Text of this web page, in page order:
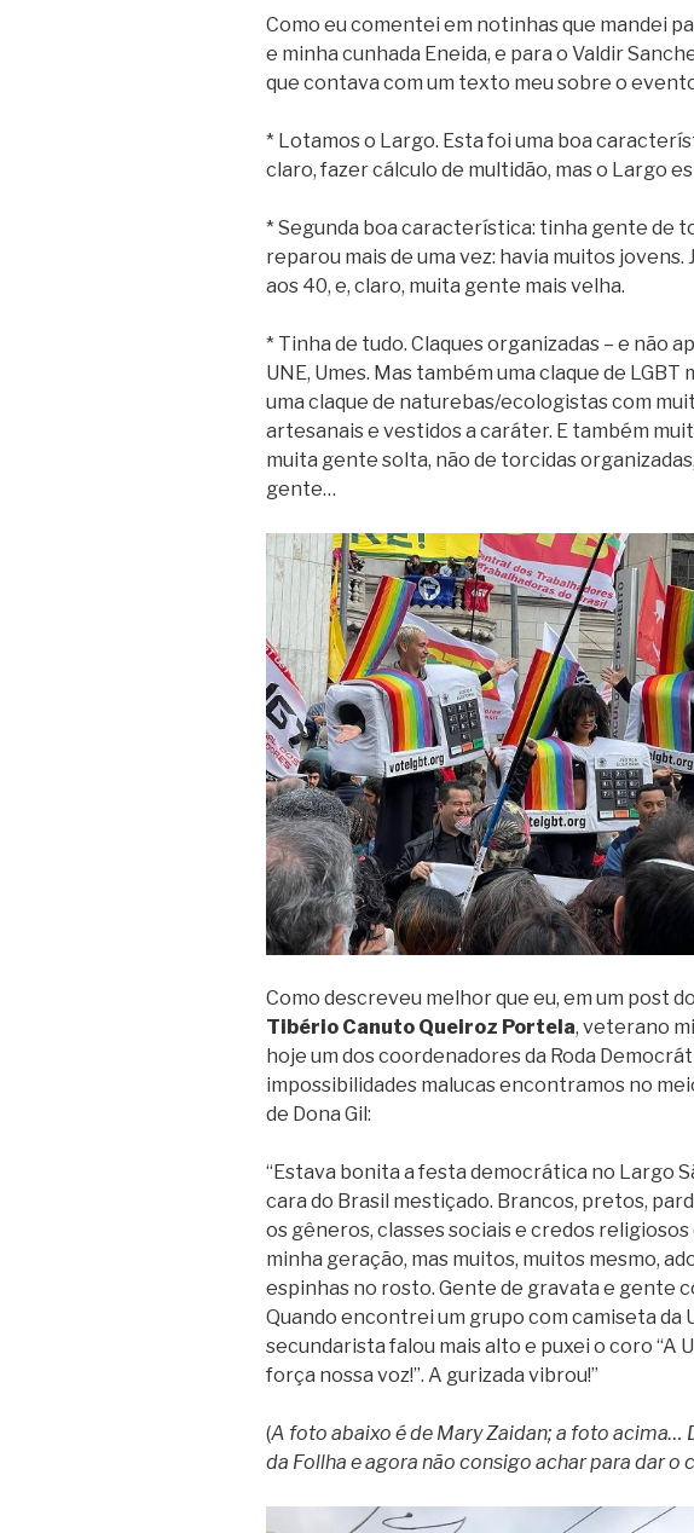
Como eu comentei em notinhas que mandei
e minha cunhada Eneida, e para o Valdir
que contava com um texto meu sobre o
* Lotamos o Largo. Esta foi uma boa
claro, fazer cálculo de multidão, mas o Largo
* Segunda boa característica: tinha gente de
reparou mais de uma vez: havia muitos jovens.
aos 40, e, claro, muita gente mais velha.
* Tinha de tudo. Claques organizadas – e não
UNE, Umes. Mas também uma claque de LGBT
uma claque de naturebas/ecologistas com
artesanais e vestidos a caráter. E também
muita gente solta, não de torcidas
gente…
Como descreveu melhor que eu, em um post
Tibério Canuto Queiroz Portela, veterano
hoje um dos coordenadores da Roda
impossibilidades malucas encontramos no
de Dona Gil:
“Estava bonita a festa democrática no Largo
cara do Brasil mestiçado. Brancos, pretos,
os gêneros, classes sociais e credos
minha geração, mas muitos, muitos mesmo,
espinhas no rosto. Gente de gravata e gente
Quando encontrei um grupo com camiseta da
secundarista falou mais alto e puxei o coro “A
força nossa voz!”. A gurizada vibrou!”
(A foto abaixo é de Mary Zaidan; a foto acima…
da Follha e agora não consigo achar para dar